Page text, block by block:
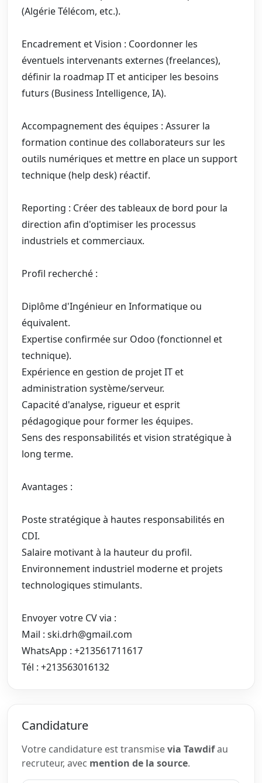
(Algérie Télécom, etc.).
Encadrement et Vision : Coordonner les
éventuels intervenants externes (freelances),
définir la roadmap IT et anticiper les besoins
futurs (Business Intelligence, IA).
Accompagnement des équipes : Assurer la
formation continue des collaborateurs sur les
outils numériques et mettre en place un support
technique (help desk) réactif.
Reporting : Créer des tableaux de bord pour la
direction afin d'optimiser les processus
industriels et commerciaux.
Profil recherché :
Diplôme d'Ingénieur en Informatique ou
équivalent.
Expertise confirmée sur Odoo (fonctionnel et
technique).
Expérience en gestion de projet IT et
administration système/serveur.
Capacité d'analyse, rigueur et esprit
pédagogique pour former les équipes.
Sens des responsabilités et vision stratégique à
long terme.
Avantages :
Poste stratégique à hautes responsabilités en
CDI.
Salaire motivant à la hauteur du profil.
Environnement industriel moderne et projets
technologiques stimulants.
Envoyer votre CV via :
Mail : ski.drh@gmail.com
WhatsApp : +213561711617
Tél : +213563016132
Candidature
Votre candidature est transmisevia Tawdifau
recruteur, avec mention de la source.